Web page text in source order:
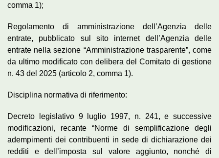
comma 1);
Regolamento di amministrazione dell’Agenzia delle
entrate, pubblicato sul sito internet dell’Agenzia delle
entrate nella sezione “Amministrazione trasparente”, come
da ultimo modificato con delibera del Comitato di gestione
n. 43 del 2025 (articolo 2, comma 1).
Disciplina normativa di riferimento:
Decreto legislativo 9 luglio 1997, n. 241, e successive
modificazioni, recante “Norme di semplificazione degli
adempimenti dei contribuenti in sede di dichiarazione dei
redditi e dell’imposta sul valore aggiunto, nonché di